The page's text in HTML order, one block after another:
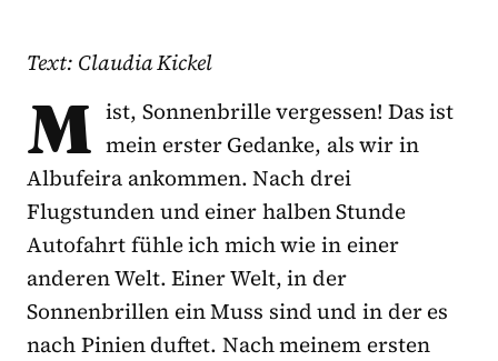
Text: Claudia Kickel
M ist, Sonnenbrille vergessen! Das ist
mein erster Gedanke, als wir in
Albufeira ankommen. Nach drei
Flugstunden und einer halben Stunde
Autofahrt fühle ich mich wie in einer
anderen Welt. Einer Welt, in der
Sonnenbrillen ein Muss sind und in der es
nach Pinien duftet. Nach meinem ersten